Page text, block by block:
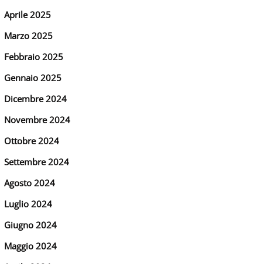
Aprile 2025
Marzo 2025
Febbraio 2025
Gennaio 2025
Dicembre 2024
Novembre 2024
Ottobre 2024
Settembre 2024
Agosto 2024
Luglio 2024
Giugno 2024
Maggio 2024